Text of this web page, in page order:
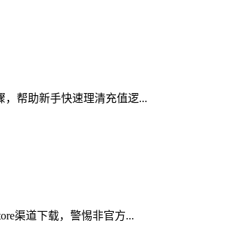
，帮助新手快速理清充值逻...
渠道下载，警惕非官方...